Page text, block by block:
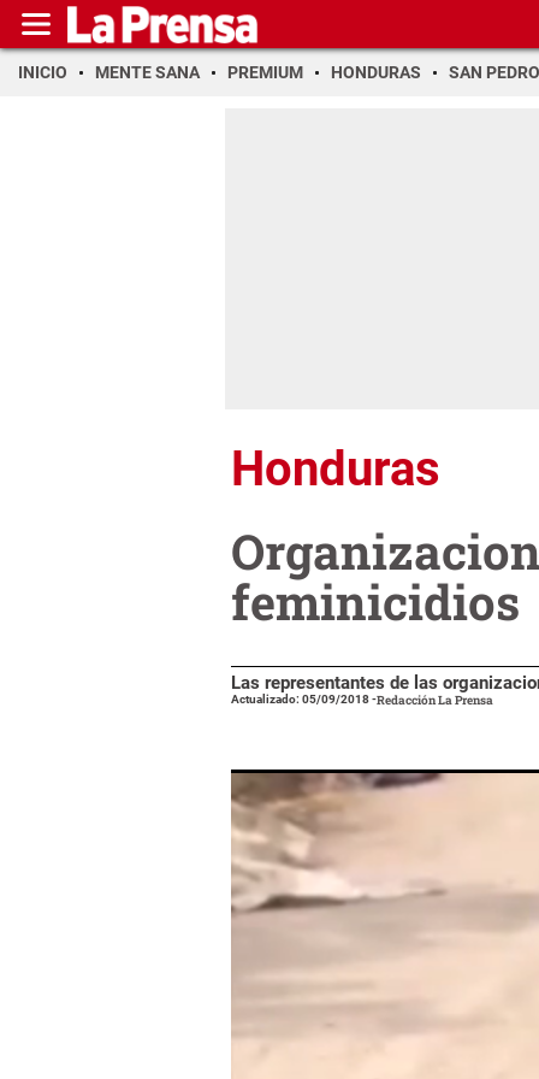
INICIO MENTE SANA PREMIUM HONDURAS SAN PEDRO
Honduras
feminicidios
Las representantes de las
Actualizado: 05/09/2018-Redacción La Prensa